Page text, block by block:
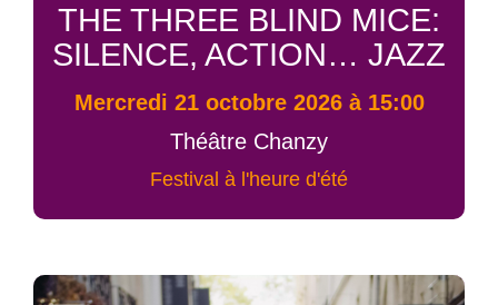
THE THREE BLIND MICE:
SILENCE, ACTION… JAZZ
mercredi 21 octobre 2026 à 15:00
Théâtre Chanzy
Festival à l'heure d'été